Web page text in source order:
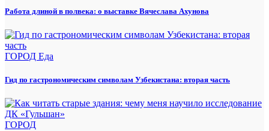
Работа длиной в полвека: о выставке Вячеслава Ахунова
ГОРОД Еда
Гид по гастрономическим символам Узбекистана: вторая часть
ГОРОД